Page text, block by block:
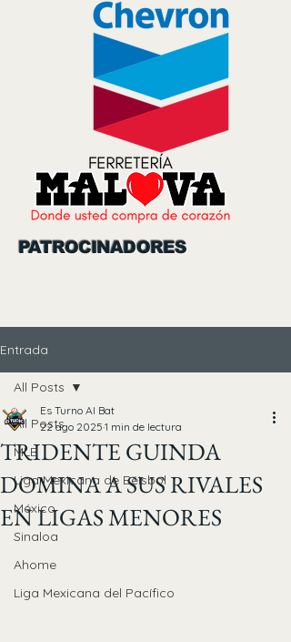
PATROCINADORES
Entrada
All Posts
MLB
Liga Mexicana de Béisbol
México
Sinaloa
Ahome
Liga Mexicana del Pacífico
All Posts
TRIDENTE GUINDA
DOMINA A SUS RIVALES
EN LIGAS MENORES
Es Turno Al Bat
22 ago 2025 1 min de lectura